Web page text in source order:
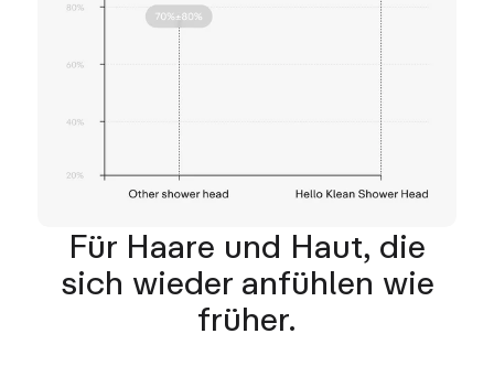
Für Haare und Haut, die
sich wieder anfühlen wie
früher.